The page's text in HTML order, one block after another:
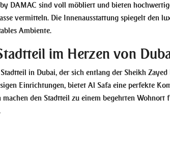
DAMAC sind voll möbliert und bieten
vermitteln. Die Innenausstattung spiegelt den
Ambiente.
im Herzen von
in Dubai, der sich entlang der Sheikh
Einrichtungen, bietet Al Safa eine perfekte
den Stadtteil zu einem begehrten Wohnort